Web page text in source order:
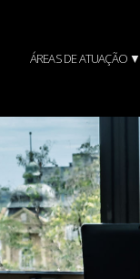
ÁREAS DE ATUAÇÃO ▼